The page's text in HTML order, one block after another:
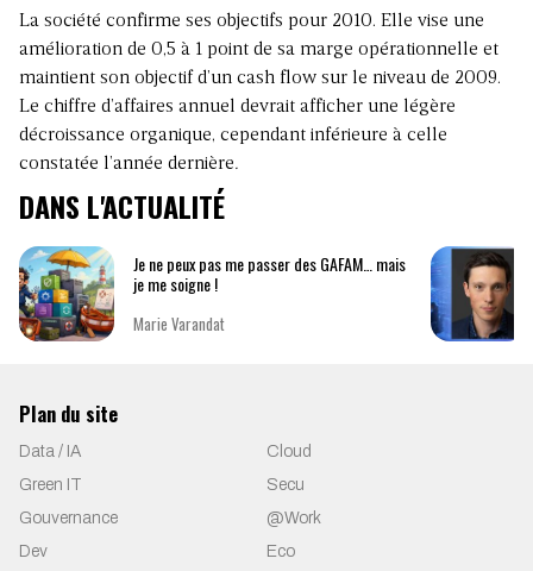
La société confirme ses objectifs pour 2010. Elle vise une
amélioration de 0,5 à 1 point de sa marge opérationnelle et
maintient son objectif d’un cash flow sur le niveau de 2009.
Le chiffre d’affaires annuel devrait afficher une légère
décroissance organique, cependant inférieure à celle
constatée l’année dernière.
DANS L'ACTUALITÉ
Je ne peux pas me passer des GAFAM… mais
je me soigne !
Marie Varandat
Plan du site
Data / IA
Cloud
Green IT
Secu
Gouvernance
@Work
Dev
Eco